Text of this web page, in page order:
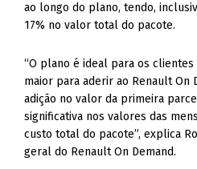
ao longo do plano, tendo,
17% no valor total do pacote.
“O plano é ideal para os
maior para aderir ao Renault On
adição no valor da primeira
significativa nos valores das
custo total do pacote”, explica
geral do Renault On Demand.